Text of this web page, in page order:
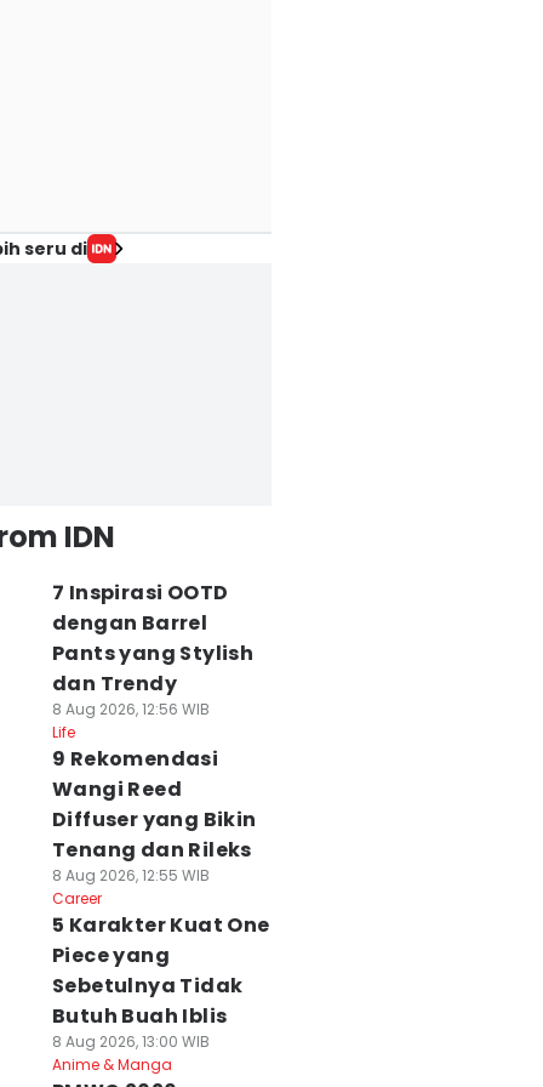
seru di
IDN
7 Inspirasi OOTD
dengan Barrel
Pants yang Stylish
dan Trendy
8 Aug 2026, 12:56 WIB
Life
9 Rekomendasi
Wangi Reed
Diffuser yang Bikin
Tenang dan Rileks
8 Aug 2026, 12:55 WIB
Career
5 Karakter Kuat One
Piece yang
Sebetulnya Tidak
Butuh Buah Iblis
8 Aug 2026, 13:00 WIB
Anime & Manga